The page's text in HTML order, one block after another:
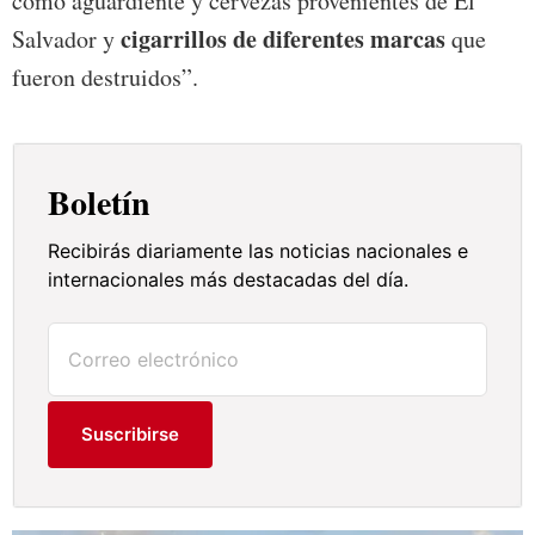
Salvador ycigarrillos de diferentes marcasque
fueron destruidos”.
Boletín
Recibirás diariamente las noticias nacionales e
internacionales más destacadas del día.
Suscribirse